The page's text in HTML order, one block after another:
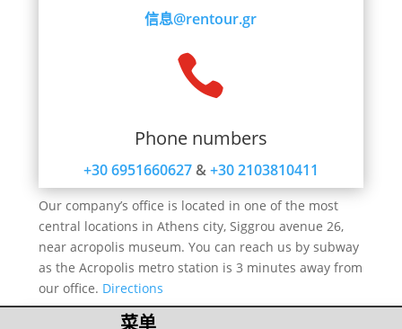
信息@rentour.gr

Phone numbers
+30 6951660627&+30 2103810411
Our company’s office is located in one of the most
central locations in Athens city, Siggrou avenue 26,
near acropolis museum. You can reach us by subway
as the Acropolis metro station is 3 minutes away from
our office. Directions
菜单